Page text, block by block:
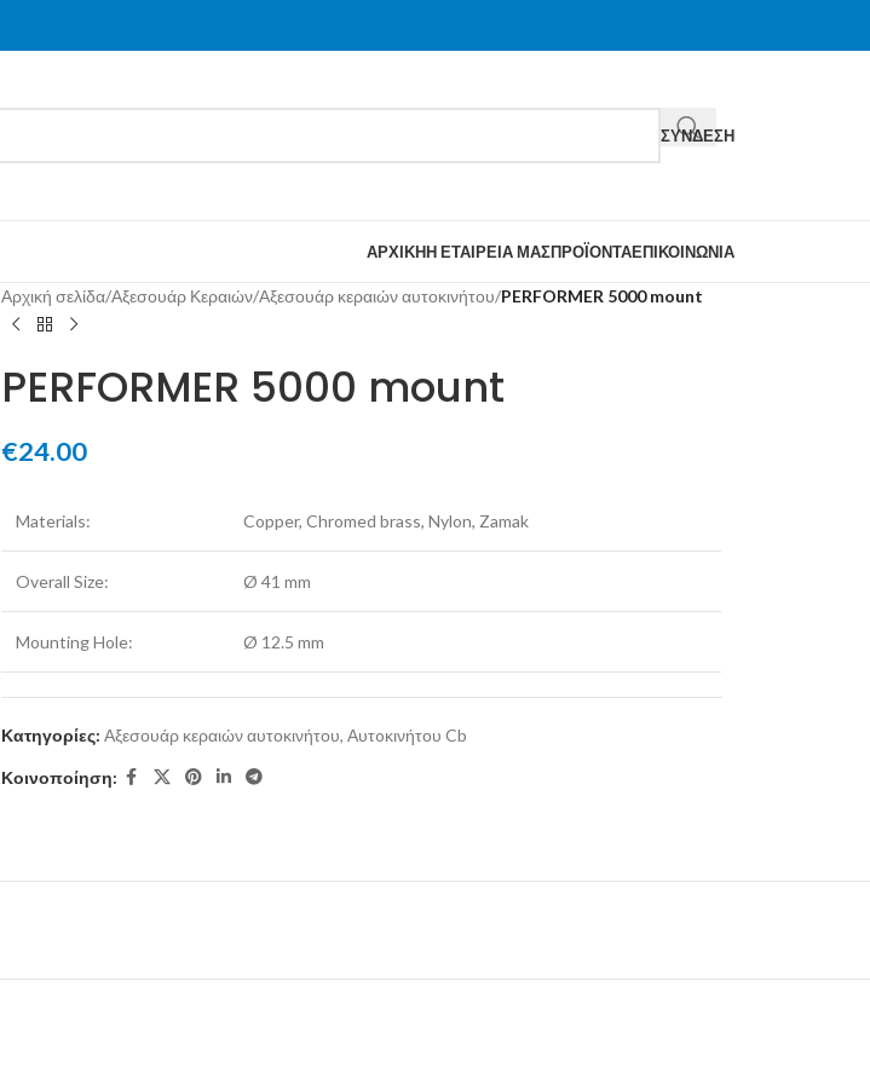
ΣΎΝΔΕΣΗ
ΑΡΧΙΚΉΗ ΕΤΑΙΡΕΊΑ ΜΑΣΠΡΟΪΌΝΤΑΕΠΙΚΟΙΝΩΝΊΑ
Αρχική σελίδα/Αξεσουάρ Κεραιών/Αξεσουάρ κεραιών αυτοκινήτου/PERFORMER 5000 mount
PERFORMER 5000 mount
€24.00
Materials: Copper, Chromed brass, Nylon, Zamak
Overall Size: Ø 41 mm
Mounting Hole: Ø 12.5 mm
Κατηγορίες: Αξεσουάρ κεραιών αυτοκινήτου, Αυτoκινήτου Cb
Κοινοποίηση: